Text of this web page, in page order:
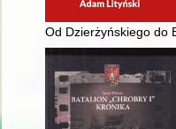
Od Dzierżyńskiego do